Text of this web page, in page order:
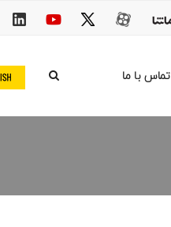
تماس با ما